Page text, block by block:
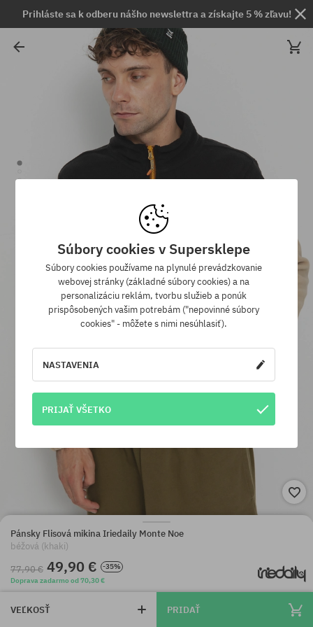
Prihláste sa k odberu nášho newslettra a získajte 5 % zľavu!
Pánsky Flisová mikina Iriedaily Monte Noe
béžová (khaki)
77,90 € 49,90 €
-35%
Doprava zadarmo od 70,30 €
VEĽKOSŤ PRIDAŤ
Súbory cookies v Supersklepe
Súbory cookies používame na plynulé prevádzkovanie
webovej stránky (základné súbory cookies) a na
personalizáciu reklám, tvorbu služieb a ponúk
prispôsobených vašim potrebám ("nepovinné súbory
cookies" - môžete s nimi nesúhlasiť).
NASTAVENIA
PRIJAŤ VŠETKO